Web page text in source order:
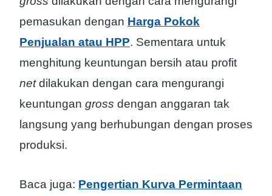
pemasukan dengan Harga Pokok
Penjualan atau HPP. Sementara untuk
menghitung keuntungan bersih atau profit
netdilakukan dengan cara mengurangi
keuntungan gross dengan anggaran tak
langsung yang berhubungan dengan proses
produksi.
Baca juga: Pengertian Kurva Permintaan